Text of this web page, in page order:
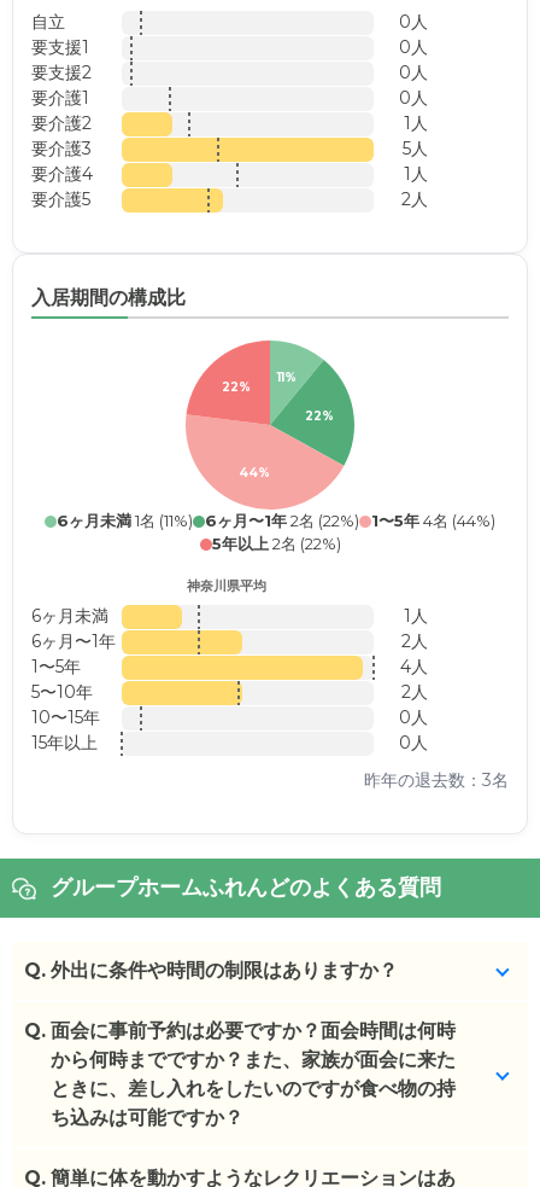
自立
0人
要支援1
0人
要支援2
0人
要介護1
0人
要介護2
1人
要介護3
5人
要介護4
1人
要介護5
2人
入居期間の構成比
11%
22%
44%
22%
6ヶ月未満1名 (11%) 6ヶ月〜1年2名 (22%) 1〜5年4名 (44%)
5年以上 2名 (22%)
神奈川県平均
6ヶ月未満
1人
6ヶ月〜1年
2人
1〜5年
4人
5〜10年
2人
10〜15年
0人
15年以上
0人
昨年の退去数：3名
グループホームふれんどのよくある質問
Q. 外出に条件や時間の制限はありますか？
ご家族の付き添い必須にはなりますが、外出可能で
す。
(回答者: 施設担当者,回答日: 2024/03/17)
Q. 面会に事前予約は必要ですか？面会時間は何時
から何時までですか？また、家族が面会に来た
ときに、差し入れをしたいのですが食べ物の持
ち込みは可能ですか？
一報いただければ、お食事や入浴時間をさけたお時
Q. 簡単に体を動かすようなレクリエーションはあ